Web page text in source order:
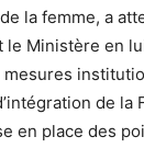
la femme, a
le Ministère en
mesures
de
en place des